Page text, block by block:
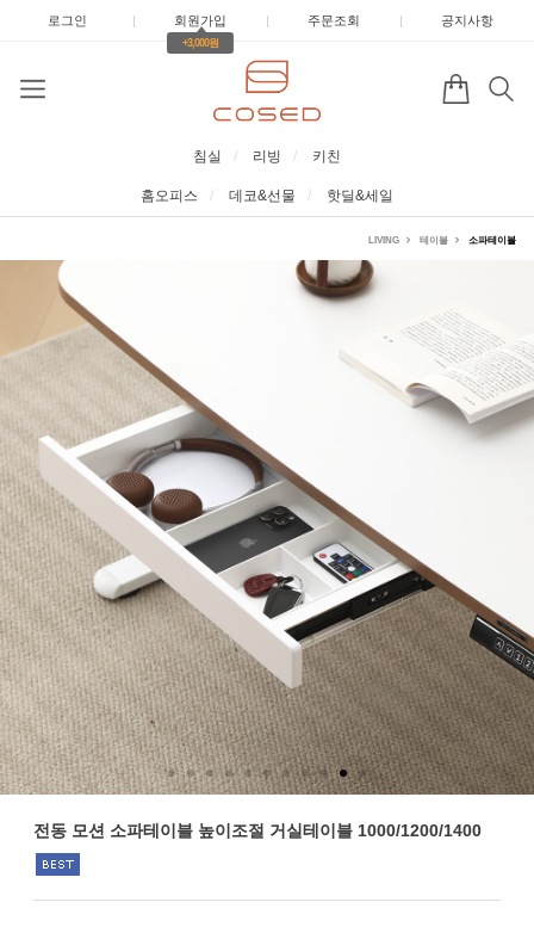
로그인 | 회원가입 |
+3,000원
주문조회 | 공지사항
침실 리빙 키친
홈오피스 데코&선물 핫딜&세일
LIVING 테이블 소파테이블
전동 모션 소파테이블 높이조절 거실테이블 1000/1200/1400